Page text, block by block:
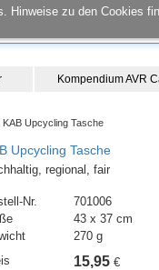
Hinweise zu den Cookies
Kompendium AVR
Upcycling Tasche
Upcycling Tasche
regional, fair
Nr.
701006
43 x 37 cm
270 g
15,95 €